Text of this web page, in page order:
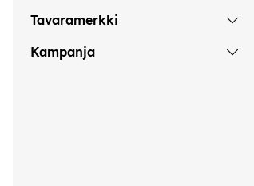
Tavaramerkki
Kampanja